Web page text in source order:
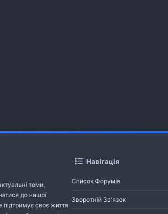
теми,
до нашої
своє життя
Навігація
Список Форумів
Зворотній Зв'язок